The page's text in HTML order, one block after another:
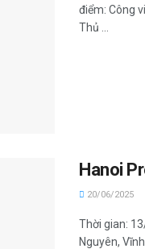
điểm: Công
Thủ ...
Hanoi
20/06/2025
Thời gian:
Nguyên,